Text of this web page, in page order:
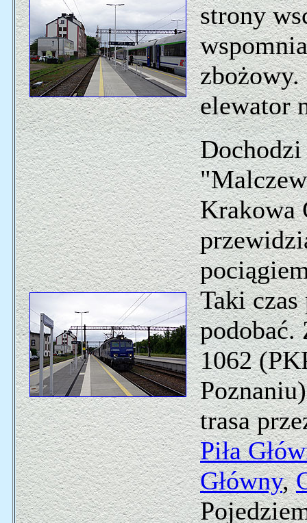
strony
elewator
Krakowa
Taki
podobać.
1062
trasa
Piła
Główny,